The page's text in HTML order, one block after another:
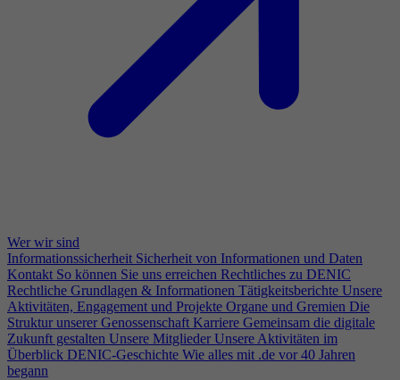
Wer wir sind
Informationssicherheit Sicherheit von Informationen und Daten
Kontakt So können Sie uns erreichen Rechtliches zu DENIC
Rechtliche Grundlagen & Informationen Tätigkeitsberichte Unsere
Aktivitäten, Engagement und Projekte Organe und Gremien Die
Struktur unserer Genossenschaft Karriere Gemeinsam die digitale
Zukunft gestalten Unsere Mitglieder Unsere Aktivitäten im
Überblick DENIC-Geschichte Wie alles mit .de vor 40 Jahren
begann